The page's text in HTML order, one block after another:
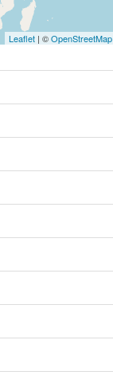
Leaflet | ©OpenStreetMap